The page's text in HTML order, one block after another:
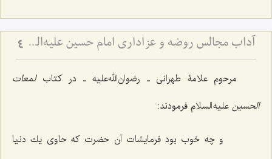
آداب مجالس روضه و عزاداری امام حسین علیه‌السلام - و توصیه‌های بزرگان دربارۀ ماه‌های محرّم و صفر 4
مرحوم علامۀ طهرانی ـ رضوان‌الله‌علیه ـ در کتابلمعات
الحسین علیه السلام فرمودند:
و چه خوب بود فرمایشات آن حضرت كه حاوى‌ یك دنیا